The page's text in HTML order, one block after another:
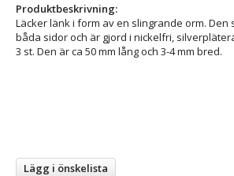
Produktbeskrivning:
Läcker länk i form av en slingrande orm. Den
båda sidor och är gjord i nickelfri,
3 st. Den är ca 50 mm lång och 3-4 mm bred.
Lägg i önskelista